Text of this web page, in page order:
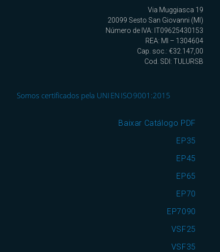
Via Muggiasca 19
20099 Sesto San Giovanni (MI)
Número de IVA: IT09625430153
REA: MI – 1304604
Cap. soc.: €32.147,00
Cod. SDI: TULURSB
Somos certificados pela UNI EN ISO 9001:2015
Baixar Catálogo PDF
EP35
EP45
EP65
EP70
EP7090
VSF25
VSF35